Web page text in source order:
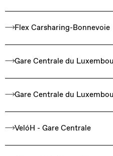
Flex Carsharing-Bonnevoie
Gare Centrale du
Gare Centrale du
VelóH - Gare Centrale